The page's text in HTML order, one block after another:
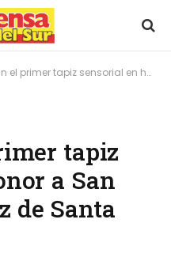
tapiz sensorial en honor a San Roque González de Santa Cruz.
tapiz
a San
de Santa